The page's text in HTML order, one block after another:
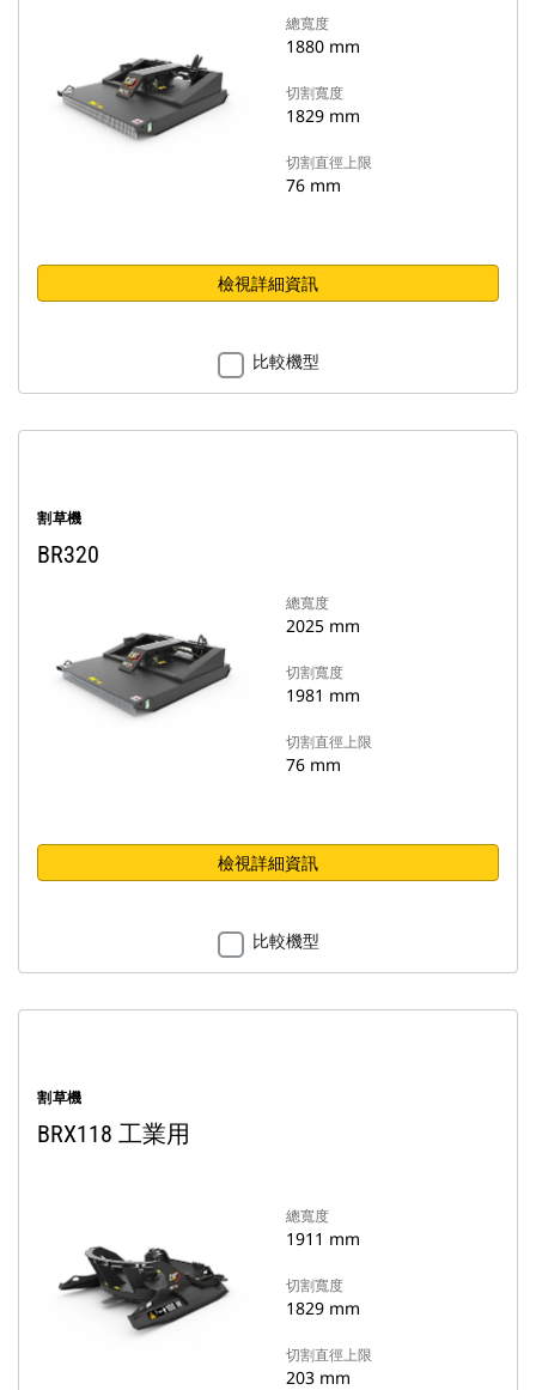
總寬度
1880 mm
切割寬度
1829 mm
切割直徑上限
76 mm
檢視詳細資訊
比較機型
割草機
BR320
總寬度
2025 mm
切割寬度
1981 mm
切割直徑上限
76 mm
檢視詳細資訊
比較機型
割草機
BRX118 工業用
總寬度
1911 mm
切割寬度
1829 mm
切割直徑上限
203 mm